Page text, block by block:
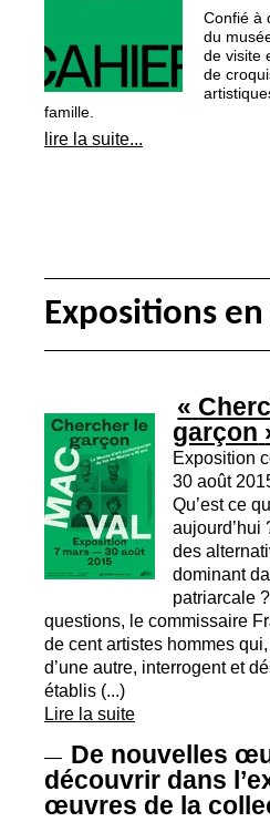
Confié à
du
de visite
de
famille.
lire la suite...
Expositions
«
garçon
Exposition
30 août
Qu’est ce
aujourd’hui
des
dominant
patriarcale
questions, le commissaire
de cent artistes hommes
d’une autre, interrogent et
établis (...)
Lire la suite
— De nouvelles
découvrir dans
œuvres de la